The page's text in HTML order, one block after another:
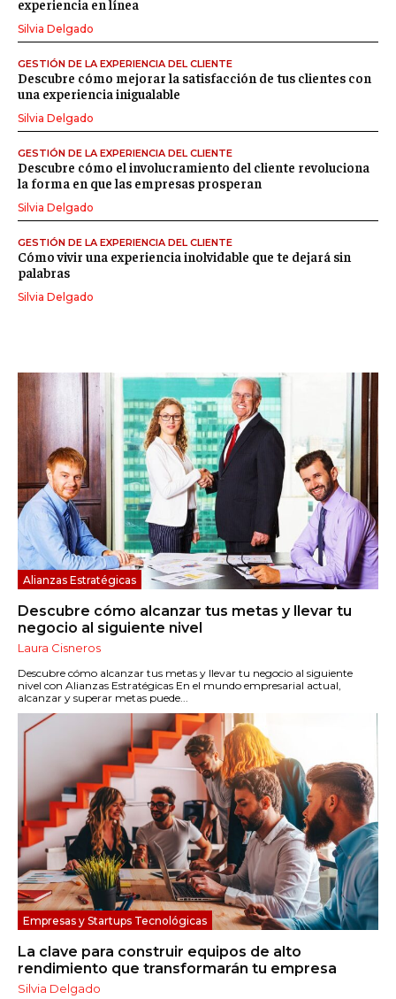
Alianzas Estratégicas
Descubre cómo alcanzar tus metas y llevar tu
negocio al siguiente nivel
Laura Cisneros
Descubre cómo alcanzar tus metas y llevar tu negocio al siguiente
nivel con Alianzas Estratégicas En el mundo empresarial actual,
alcanzar y superar metas puede...
Empresas y Startups Tecnológicas
La clave para construir equipos de alto
rendimiento que transformarán tu empresa
Silvia Delgado
experiencia en línea
Silvia Delgado
GESTIÓN DE LA EXPERIENCIA DEL CLIENTE
Descubre cómo mejorar la satisfacción de tus clientes con
una experiencia inigualable
Silvia Delgado
GESTIÓN DE LA EXPERIENCIA DEL CLIENTE
Descubre cómo el involucramiento del cliente revoluciona
la forma en que las empresas prosperan
Silvia Delgado
GESTIÓN DE LA EXPERIENCIA DEL CLIENTE
Cómo vivir una experiencia inolvidable que te dejará sin
palabras
Silvia Delgado